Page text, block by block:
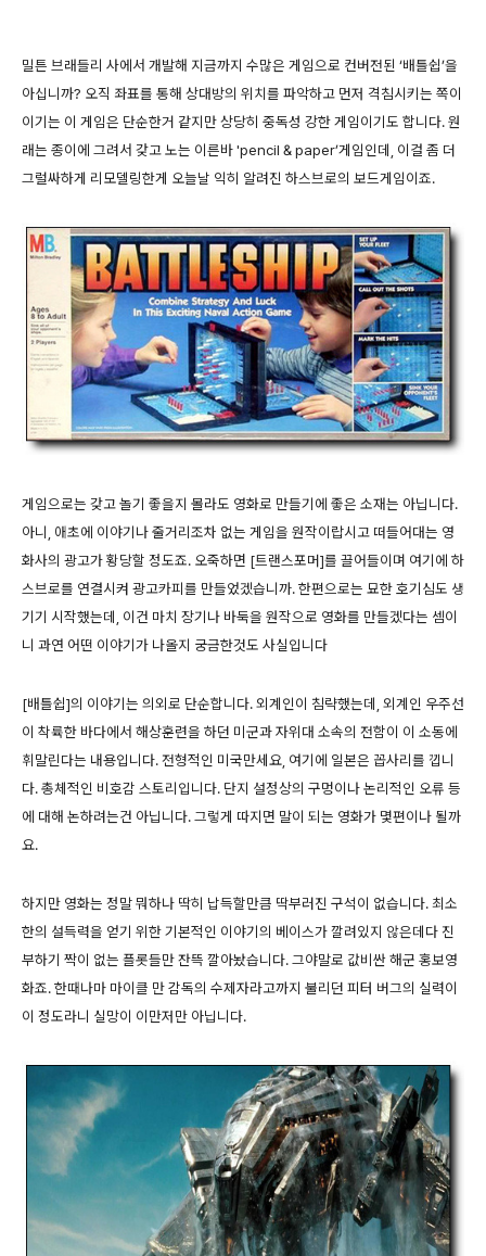
밀튼 브래들리 사에서 개발해 지금까지 수많은 게임으로 컨버전된 ‘배틀쉽’을
아십니까? 오직 좌표를 통해 상대방의 위치를 파악하고 먼저 격침시키는 쪽이
이기는 이 게임은 단순한거 같지만 상당히 중독성 강한 게임이기도 합니다. 원
래는 종이에 그려서 갖고 노는 이른바 'pencil & paper’게임인데, 이걸 좀 더
그럴싸하게 리모델링한게 오늘날 익히 알려진 하스브로의 보드게임이죠.
게임으로는 갖고 놀기 좋을지 몰라도 영화로 만들기에 좋은 소재는 아닙니다.
아니, 애초에 이야기나 줄거리조차 없는 게임을 원작이랍시고 떠들어대는 영
화사의 광고가 황당할 정도죠. 오죽하면 [트랜스포머]를 끌어들이며 여기에 하
스브로를 연결시켜 광고카피를 만들었겠습니까. 한편으로는 묘한 호기심도 생
기기 시작했는데, 이건 마치 장기나 바둑을 원작으로 영화를 만들겠다는 셈이
니 과연 어떤 이야기가 나올지 궁금한것도 사실입니다
[배틀쉽]의 이야기는 의외로 단순합니다. 외계인이 침략했는데, 외계인 우주선
이 착륙한 바다에서 해상훈련을 하던 미군과 자위대 소속의 전함이 이 소동에
휘말린다는 내용입니다. 전형적인 미국만세요, 여기에 일본은 꼽사리를 낍니
다. 총체적인 비호감 스토리입니다. 단지 설정상의 구멍이나 논리적인 오류 등
에 대해 논하려는건 아닙니다. 그렇게 따지면 말이 되는 영화가 몇편이나 될까
요.
하지만 영화는 정말 뭐하나 딱히 납득할만큼 딱부러진 구석이 없습니다. 최소
한의 설득력을 얻기 위한 기본적인 이야기의 베이스가 깔려있지 않은데다 진
부하기 짝이 없는 플롯들만 잔뜩 깔아놨습니다. 그야말로 값비싼 해군 홍보영
화죠. 한때나마 마이클 만 감독의 수제자라고까지 불리던 피터 버그의 실력이
이 정도라니 실망이 이만저만 아닙니다.